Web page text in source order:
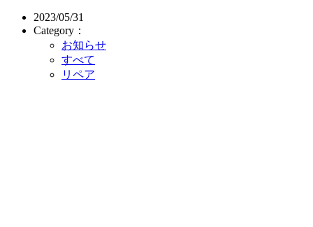
2023/05/31
Category：
お知らせ
すべて
リペア